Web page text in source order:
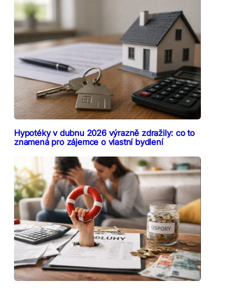
Hypotéky v dubnu 2026 výrazně zdražily: co to
znamená pro zájemce o vlastní bydlení